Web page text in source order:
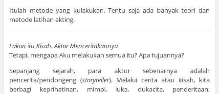
Itulah metode yang kulakukan. Tentu saja ada banyak teori dan
metode latihan akting.
Lakon itu Kisah. Aktor Menceritakannya
Tetapi, mengapa Aku melakukan semua itu? Apa tujuannya?
Sepanjang sejarah, para aktor sebenarnya adalah
pencerita/pendongeng (storyteller). Melalui cerita atau kisah, kita
berbagi keprihatinan, mimpi, luka, dukacita, penderitaan,